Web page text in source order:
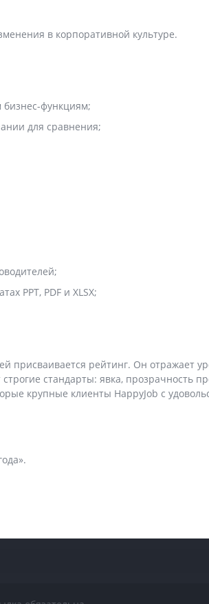
в корпоративной культуре.
функциям;
для сравнения;
PPT, PDF и XLSX;
присваивается рейтинг. Он отражает
стандарты: явка, прозрачность
крупные клиенты HappyJob с